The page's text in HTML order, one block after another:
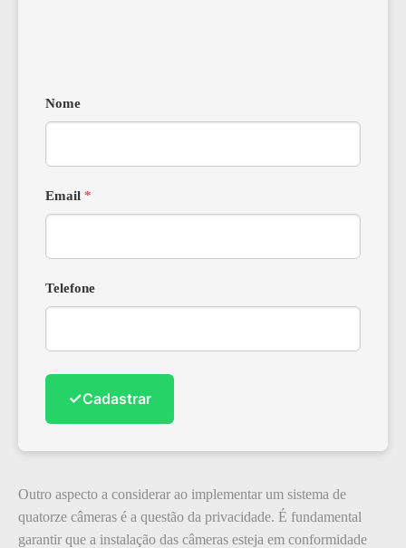
Nome
Email *
Telefone
✓Cadastrar
Outro aspecto a considerar ao implementar um sistema de
quatorze câmeras é a questão da privacidade. É fundamental
garantir que a instalação das câmeras esteja em conformidade